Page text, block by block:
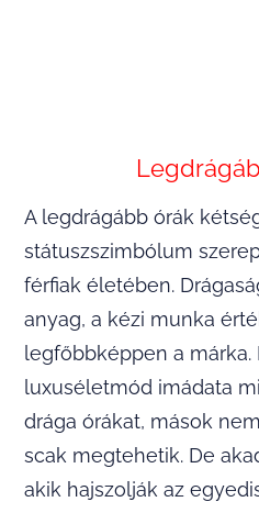
A legdrágább órák
státuszszimbólum
férfiak életében.
anyag, a kézi munka
legfőbbképpen a márka.
luxuséletmód imádata
drága órákat, mások
scak megtehetik. De
akik hajszolják az